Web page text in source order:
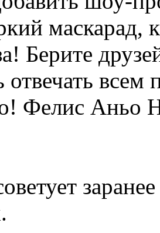
маскарад,
Берите
отвечать
Фелис Аньо